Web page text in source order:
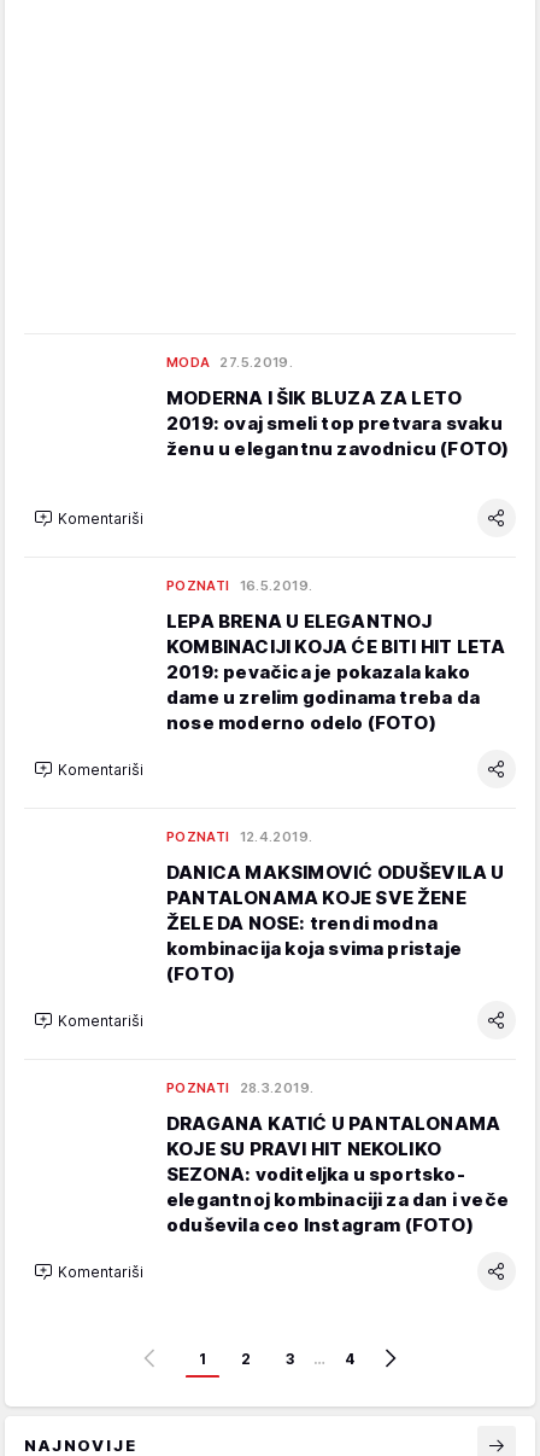
MODA 27.5.2019.
MODERNA I ŠIK BLUZA ZA LETO
2019: ovaj smeli top pretvara svaku
ženu u elegantnu zavodnicu (FOTO)
Komentariši
POZNATI 16.5.2019.
LEPA BRENA U ELEGANTNOJ
KOMBINACIJI KOJA ĆE BITI HIT LETA
2019: pevačica je pokazala kako
dame u zrelim godinama treba da
nose moderno odelo (FOTO)
Komentariši
POZNATI 12.4.2019.
DANICA MAKSIMOVIĆ ODUŠEVILA U
PANTALONAMA KOJE SVE ŽENE
ŽELE DA NOSE: trendi modna
kombinacija koja svima pristaje
(FOTO)
Komentariši
POZNATI 28.3.2019.
DRAGANA KATIĆ U PANTALONAMA
KOJE SU PRAVI HIT NEKOLIKO
SEZONA: voditeljka u sportsko-
elegantnoj kombinaciji za dan i veče
oduševila ceo Instagram (FOTO)
Komentariši
1 2 3 … 4
NAJNOVIJE